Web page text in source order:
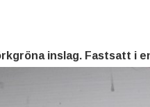
inslag. Fastsatt i